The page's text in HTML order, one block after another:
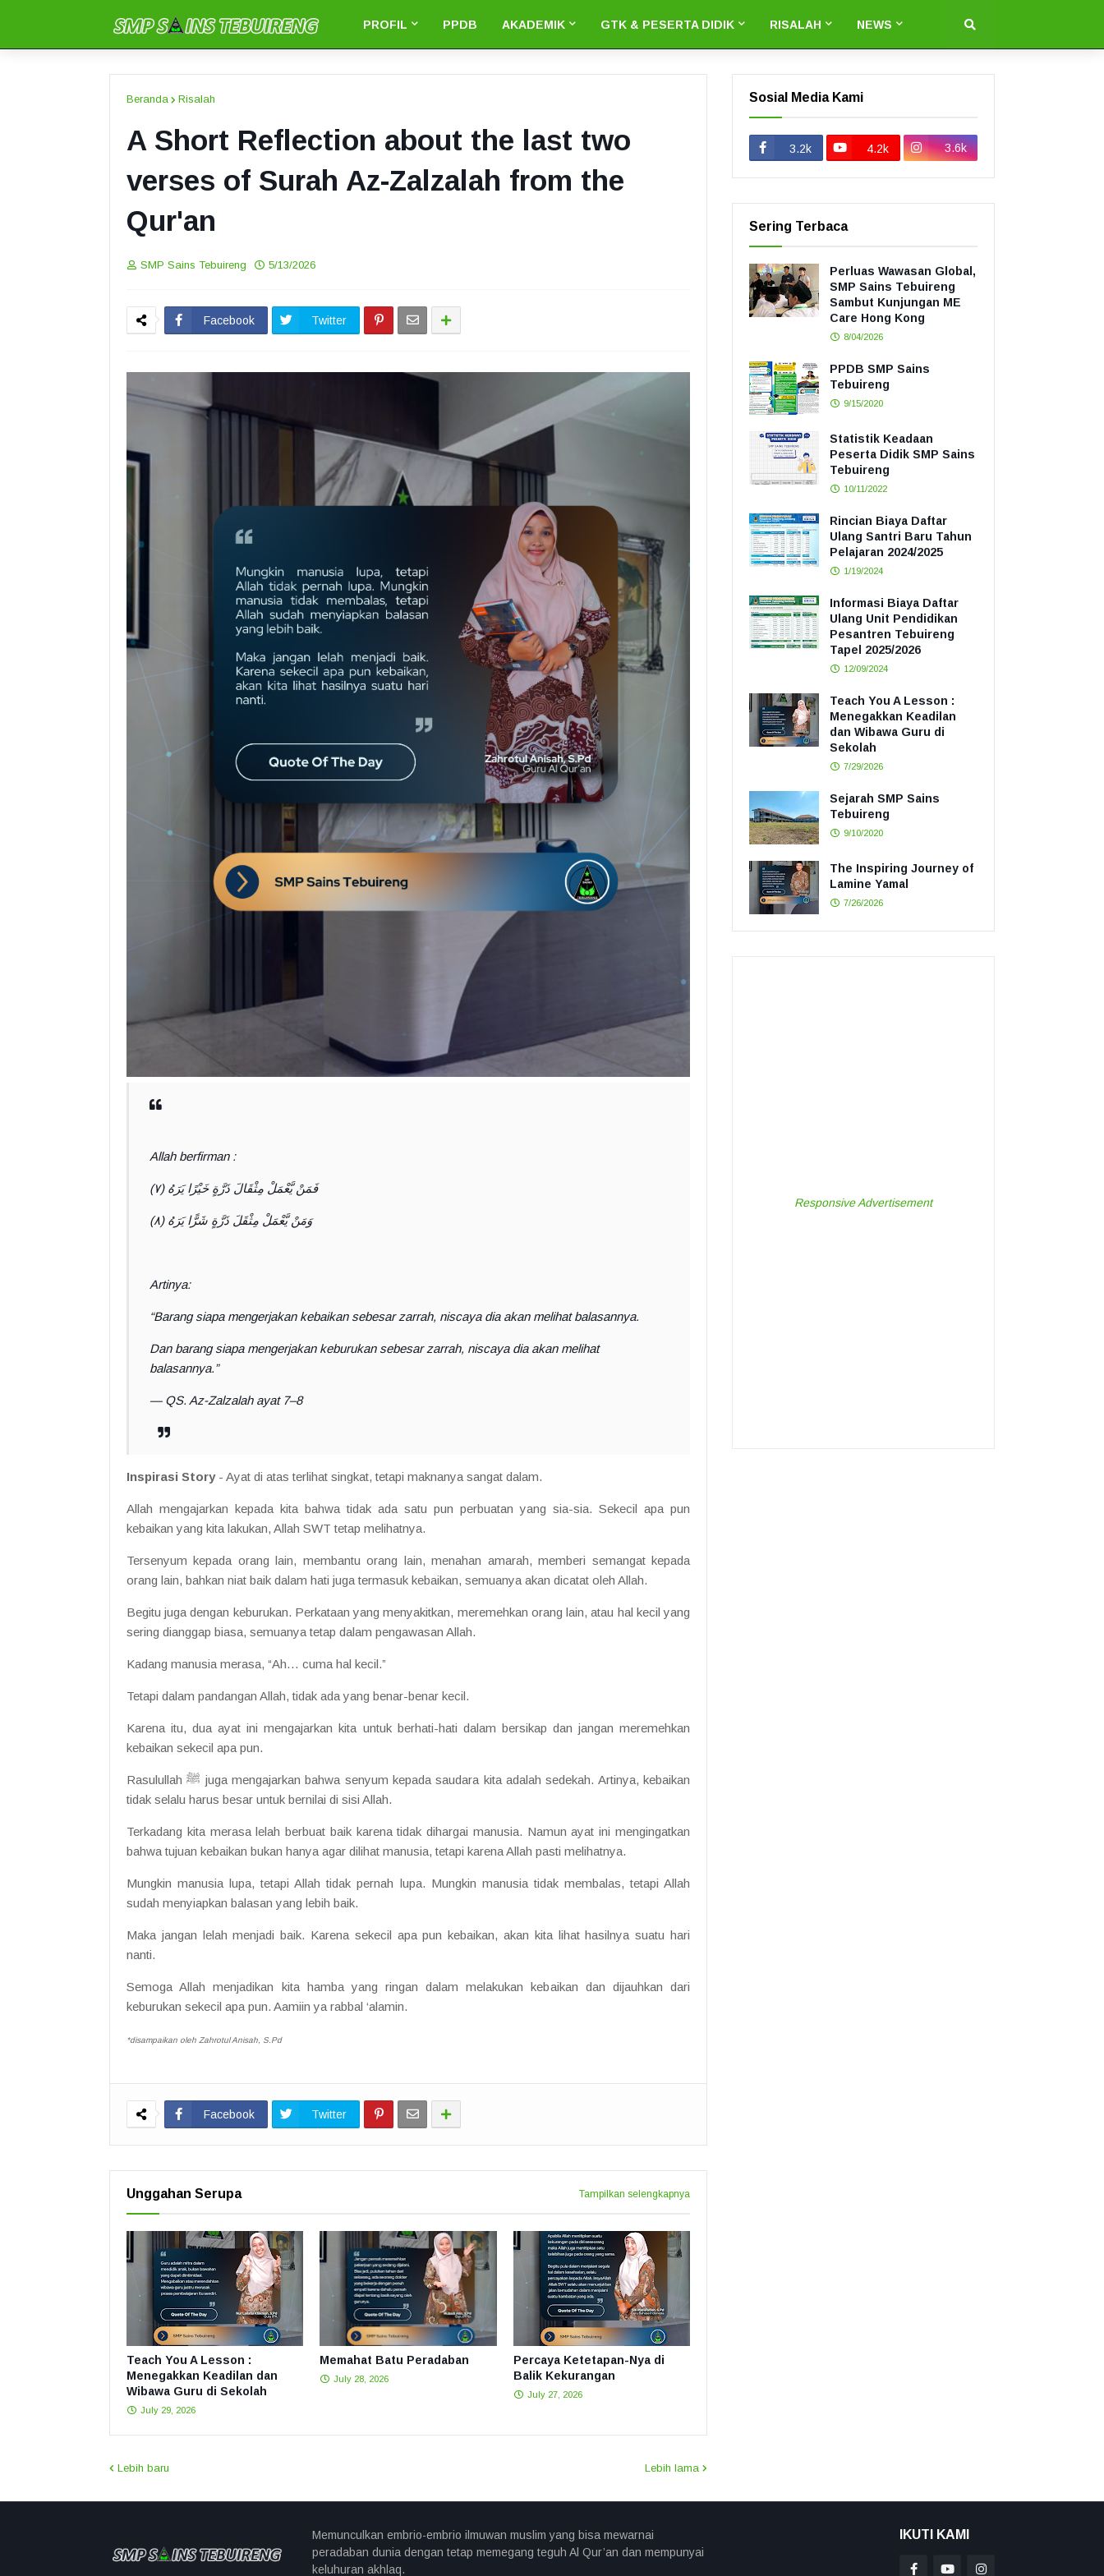
PROFIL PPDB AKADEMIK GTK & PESERTA DIDIK RISALAH NEWS
Beranda Risalah
A Short Reflection about the last two
verses of Surah Az-Zalzalah from the
Qur'an
SMP Sains Tebuireng 5/13/2026
Facebook Twitter
Allah berfirman :
فَمَنْ يَّعْمَلْ مِثْقَالَ ذَرَّةٍ خَيْرًا يَرَهُ (٧)
وَمَنْ يَّعْمَلْ مِثْقَلَ ذَرَّةٍ شَرًّا يَرَهُ (٨)
Artinya:
“Barang siapa mengerjakan kebaikan sebesar zarrah, niscaya dia akan melihat balasannya.
Dan barang siapa mengerjakan keburukan sebesar zarrah, niscaya dia akan melihat
balasannya.”
— QS. Az-Zalzalah ayat 7–8
Inspirasi Story - Ayat di atas terlihat singkat, tetapi maknanya sangat dalam.
Allah mengajarkan kepada kita bahwa tidak ada satu pun perbuatan yang sia-sia. Sekecil apa pun
kebaikan yang kita lakukan, Allah SWT tetap melihatnya.
Tersenyum kepada orang lain, membantu orang lain, menahan amarah, memberi semangat kepada
orang lain, bahkan niat baik dalam hati juga termasuk kebaikan, semuanya akan dicatat oleh Allah.
Begitu juga dengan keburukan. Perkataan yang menyakitkan, meremehkan orang lain, atau hal kecil yang
sering dianggap biasa, semuanya tetap dalam pengawasan Allah.
Kadang manusia merasa, “Ah… cuma hal kecil.”
Tetapi dalam pandangan Allah, tidak ada yang benar-benar kecil.
Karena itu, dua ayat ini mengajarkan kita untuk berhati-hati dalam bersikap dan jangan meremehkan
kebaikan sekecil apa pun.
Rasulullah ﷺ juga mengajarkan bahwa senyum kepada saudara kita adalah sedekah. Artinya, kebaikan
tidak selalu harus besar untuk bernilai di sisi Allah.
Terkadang kita merasa lelah berbuat baik karena tidak dihargai manusia. Namun ayat ini mengingatkan
bahwa tujuan kebaikan bukan hanya agar dilihat manusia, tetapi karena Allah pasti melihatnya.
Mungkin manusia lupa, tetapi Allah tidak pernah lupa. Mungkin manusia tidak membalas, tetapi Allah
sudah menyiapkan balasan yang lebih baik.
Maka jangan lelah menjadi baik. Karena sekecil apa pun kebaikan, akan kita lihat hasilnya suatu hari
nanti.
Semoga Allah menjadikan kita hamba yang ringan dalam melakukan kebaikan dan dijauhkan dari
keburukan sekecil apa pun. Aamiin ya rabbal ‘alamin.
*disampaikan oleh Zahrotul Anisah, S.Pd
Facebook Twitter
Unggahan Serupa Tampilkan selengkapnya
Teach You A Lesson :
Menegakkan Keadilan dan
Wibawa Guru di Sekolah
July 29, 2026
Memahat Batu Peradaban
July 28, 2026
Percaya Ketetapan-Nya di
Balik Kekurangan
July 27, 2026
Lebih baru Lebih lama
Sosial Media Kami
3.2k 4.2k 3.6k
Sering Terbaca
Perluas Wawasan Global,
SMP Sains Tebuireng
Sambut Kunjungan ME
Care Hong Kong
8/04/2026
PPDB SMP Sains
Tebuireng
9/15/2020
Statistik Keadaan
Peserta Didik SMP Sains
Tebuireng
10/11/2022
Rincian Biaya Daftar
Ulang Santri Baru Tahun
Pelajaran 2024/2025
1/19/2024
Informasi Biaya Daftar
Ulang Unit Pendidikan
Pesantren Tebuireng
Tapel 2025/2026
12/09/2024
Teach You A Lesson :
Menegakkan Keadilan
dan Wibawa Guru di
Sekolah
7/29/2026
Sejarah SMP Sains
Tebuireng
9/10/2020
The Inspiring Journey of
Lamine Yamal
7/26/2026
Responsive Advertisement
Memunculkan embrio-embrio ilmuwan muslim yang bisa mewarnai
peradaban dunia dengan tetap memegang teguh Al Qur’an dan mempunyai
keluhuran akhlaq.
IKUTI KAMI